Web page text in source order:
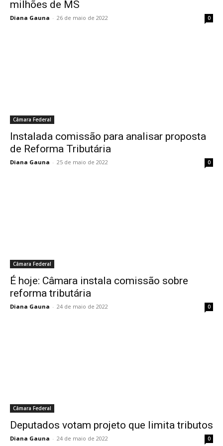
milhões de MS
Diana Gauna - 26 de maio de 2022 0
Câmara Federal
Instalada comissão para analisar proposta
de Reforma Tributária
Diana Gauna - 25 de maio de 2022 0
Câmara Federal
É hoje: Câmara instala comissão sobre
reforma tributária
Diana Gauna - 24 de maio de 2022 0
Câmara Federal
Deputados votam projeto que limita tributos
Diana Gauna - 24 de maio de 2022 0